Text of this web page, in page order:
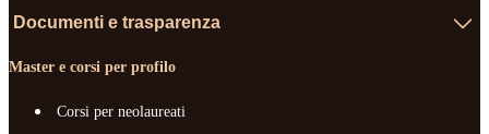
Documenti e trasparenza
Master e corsi per profilo
Corsi per neolaureati